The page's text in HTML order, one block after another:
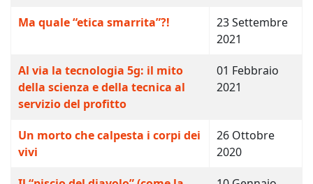
Ma quale “etica smarrita”?!
23 Settembre
2021
Al via la tecnologia 5g: il mito
della scienza e della tecnica al
servizio del profitto
01 Febbraio
2021
Un morto che calpesta i corpi dei
vivi
26 Ottobre
2020